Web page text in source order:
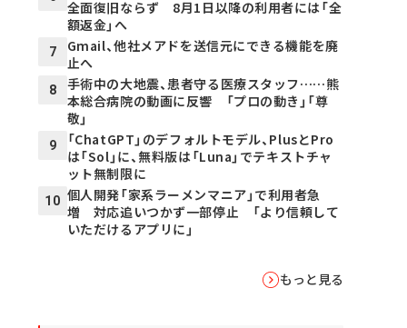
全面復旧ならず 8月1日以降の利用者には「全
額返金」へ
7
Gmail、他社メアドを送信元にできる機能を廃
止へ
8
手術中の大地震、患者守る医療スタッフ……熊
本総合病院の動画に反響 「プロの動き」「尊
敬」
9
「ChatGPT」のデフォルトモデル、PlusとPro
は「Sol」に、無料版は「Luna」でテキストチャ
ット無制限に
10 個人開発「家系ラーメンマニア」で利用者急
増 対応追いつかず一部停止 「より信頼して
いただけるアプリに」
もっと見る